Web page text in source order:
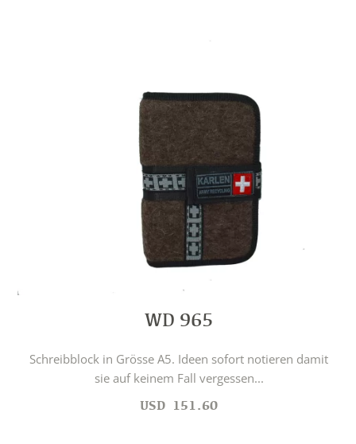
WD 965
Schreibblock in Grösse A5. Ideen sofort notieren damit
sie auf keinem Fall vergessen...
USD 151.60